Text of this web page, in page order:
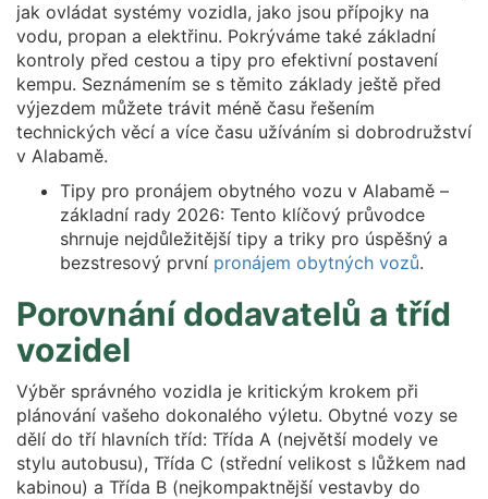
jak ovládat systémy vozidla, jako jsou přípojky na
vodu, propan a elektřinu. Pokrýváme také základní
kontroly před cestou a tipy pro efektivní postavení
kempu. Seznámením se s těmito základy ještě před
výjezdem můžete trávit méně času řešením
technických věcí a více času užíváním si dobrodružství
v Alabamě.
Tipy pro pronájem obytného vozu v Alabamě –
základní rady 2026: Tento klíčový průvodce
shrnuje nejdůležitější tipy a triky pro úspěšný a
bezstresový první pronájem obytných vozů.
Porovnání dodavatelů a tříd
vozidel
Výběr správného vozidla je kritickým krokem při
plánování vašeho dokonalého výletu. Obytné vozy se
dělí do tří hlavních tříd: Třída A (největší modely ve
stylu autobusu), Třída C (střední velikost s lůžkem nad
kabinou) a Třída B (nejkompaktnější vestavby do